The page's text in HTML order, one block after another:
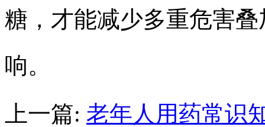
糖，才能减少多重危害
响。
上一篇: 老年人用药常识